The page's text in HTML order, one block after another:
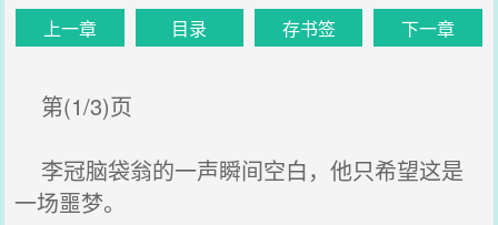
上一章 目录 存书签 下一章
第(1/3)页
李冠脑袋翁的一声瞬间空白，他只希望这是
一场噩梦。